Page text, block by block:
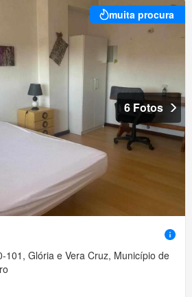
muita procura
6 Fotos
101, Glória e Vera Cruz, Município de